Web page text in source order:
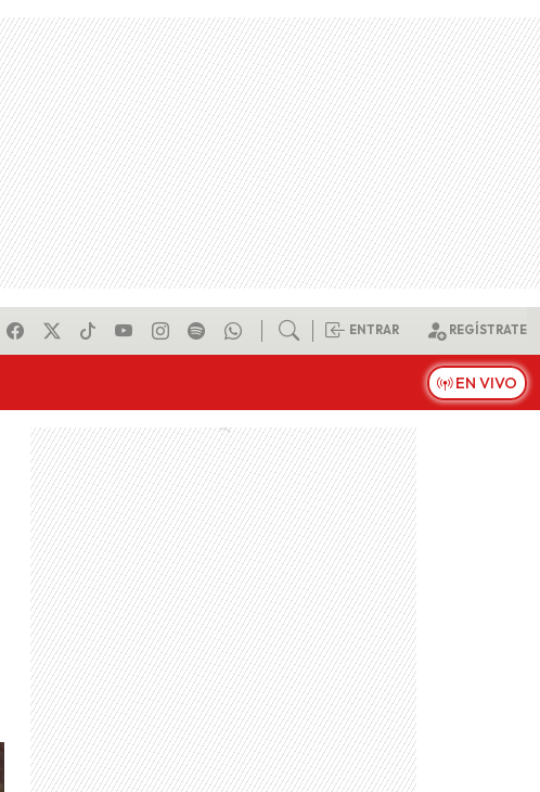
ENTRAR REGÍSTRATE
EN VIVO